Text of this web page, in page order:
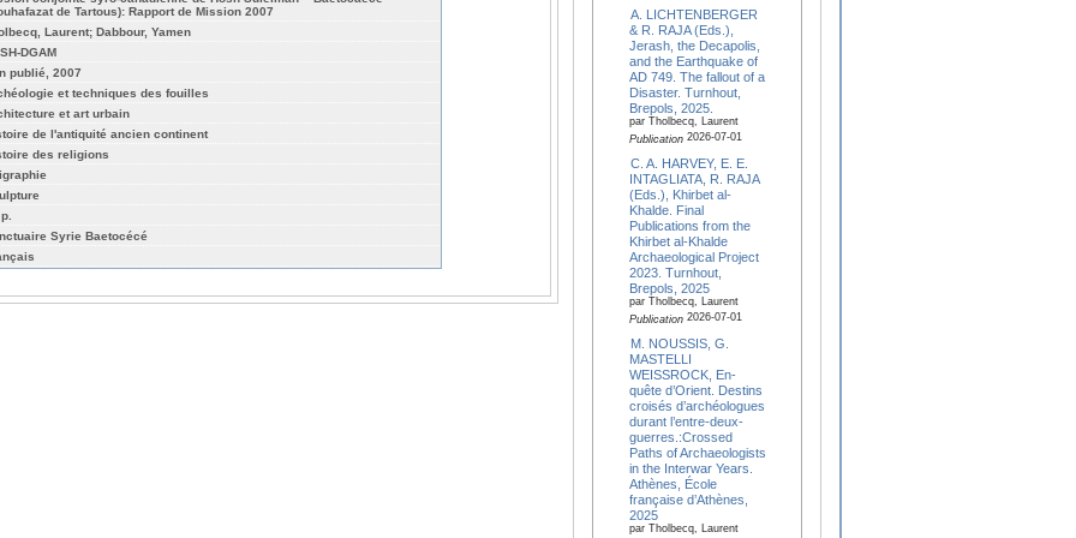
de Tartous): Rapport de Mission 2007
Laurent; Dabbour, Yamen
DGAM
publié, 2007
et techniques des fouilles
et art urbain
de l'antiquité ancien continent
des religions
Syrie Baetocécé
A. LICHTENBERGER
& R. RAJA (Eds.),
Jerash, the Decapolis,
and the Earthquake of
AD 749. The fallout of a
Disaster. Turnhout,
Brepols, 2025.
par Tholbecq, Laurent
Publication2026-07-01
C. A. HARVEY, E. E.
INTAGLIATA, R. RAJA
(Eds.), Khirbet al-
Khalde. Final
Publications from the
Khirbet al-Khalde
Archaeological Project
2023. Turnhout,
Brepols, 2025
par Tholbecq, Laurent
Publication2026-07-01
M. NOUSSIS, G.
MASTELLI
WEISSROCK, En-
quête d’Orient. Destins
croisés d’archéologues
durant l’entre-deux-
guerres.:Crossed
Paths of Archaeologists
in the Interwar Years.
Athènes, École
française d’Athènes,
2025
par Tholbecq, Laurent